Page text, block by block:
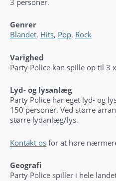
Genrer
Blandet, Hits, Pop, Rock
Varighed
Party Police kan spille op til 3
Lyd- og lysanlæg
Party Police har eget lyd- og
150 personer. Ved større
større lydanlæg/lys.
Kontakt os for at høre
Geografi
Party Police spiller i hele